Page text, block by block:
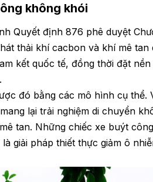
không khói
Quyết định 876 phê duyệt
thải khí cacbon và khí mê tan
kết quốc tế, đồng thời đặt
đó bằng các mô hình cụ thể.
lại trải nghiệm di chuyển
tan. Những chiếc xe buýt
giải pháp thiết thực giảm ô